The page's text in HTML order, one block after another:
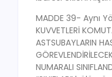
MADDE 39- Aynı
KUVVETLERİ
ASTSUBAYLARIN
NUMARALI